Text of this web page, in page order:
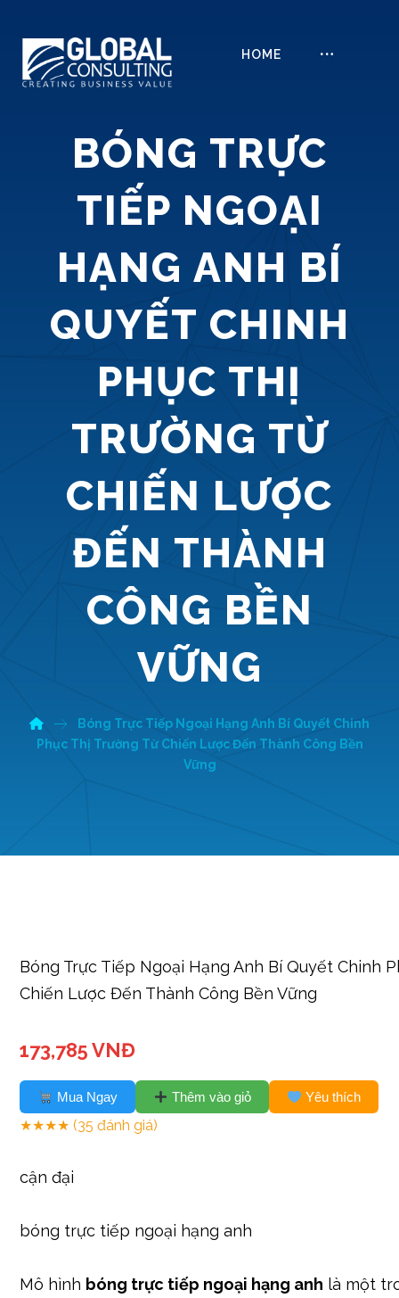
HOME
BÓNG TRỰC
TIẾP NGOẠI
HẠNG ANH BÍ
QUYẾT CHINH
PHỤC THỊ
TRƯỜNG TỪ
CHIẾN LƯỢC
ĐẾN THÀNH
CÔNG BỀN
VỮNG
Bóng Trực Tiếp Ngoại Hạng Anh Bí Quyết Chinh
Phục Thị Trường Từ Chiến Lược Đến Thành Công Bền
Vững
Bóng Trực Tiếp Ngoại Hạng Anh Bí Quyết Chinh
Chiến Lược Đến Thành Công Bền Vững
173,785 VNĐ
Mua Ngay Thêm vào giỏ Yêu thích
★★★★(35 đánh giá)
cận đại
bóng trực tiếp ngoại hạng anh
Mô hình bóng trực tiếp ngoại hạng anh là một